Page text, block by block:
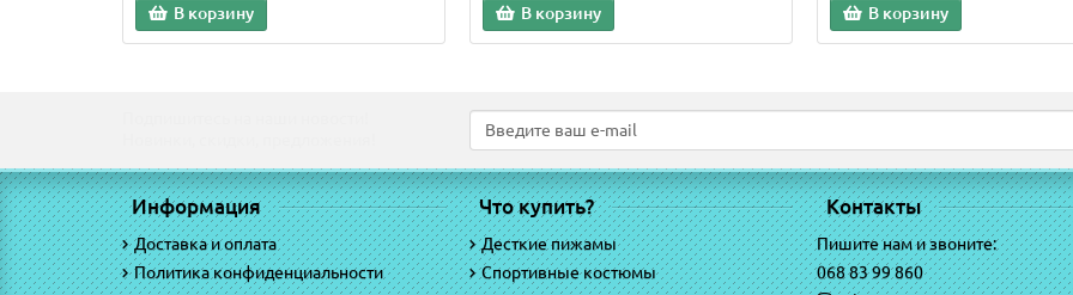
В корзину В корзину В корзину
Информация
Доставка и оплата
Политика конфиденциальности
Что купить?
Десткие пижамы
Спортивные костюмы
Контакты
Пишите нам и звоните:
068 83 99 860